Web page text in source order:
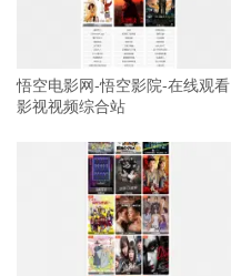
悟空电影网-悟空影院-在线观看
影视视频综合站